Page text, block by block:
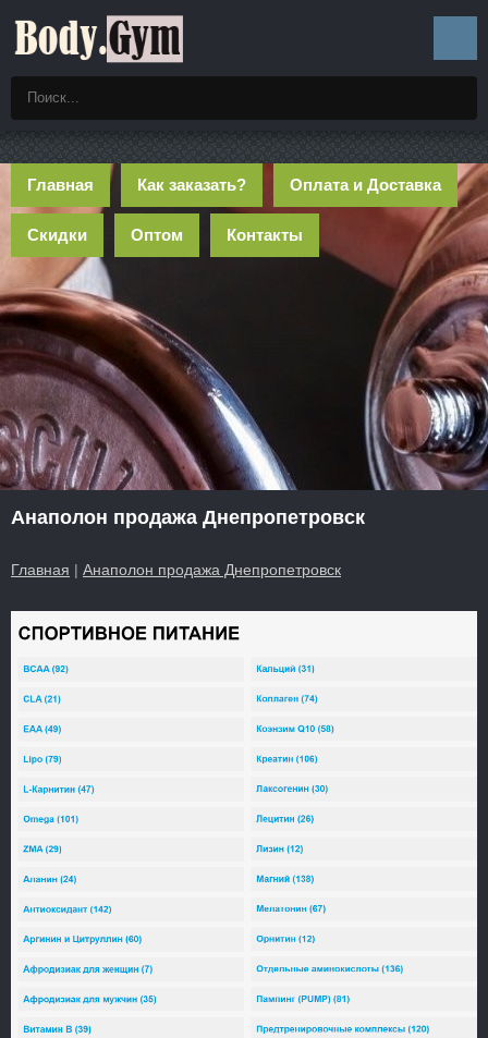
Главная Как заказать? Оплата и Доставка
Скидки Оптом Контакты
Анаполон продажа Днепропетровск
Главная | Анаполон продажа Днепропетровск